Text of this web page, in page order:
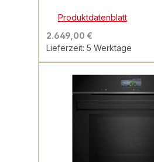
Produktdatenblatt
2.649,00 €
Lieferzeit: 5 Werktage